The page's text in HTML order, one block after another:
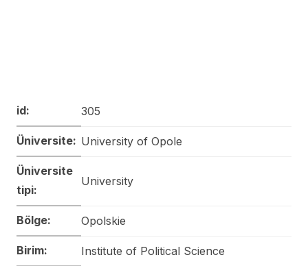
id: 305
Üniversite: University of Opole
Üniversite
tipi:
University
Bölge: Opolskie
Birim: Institute of Political Science